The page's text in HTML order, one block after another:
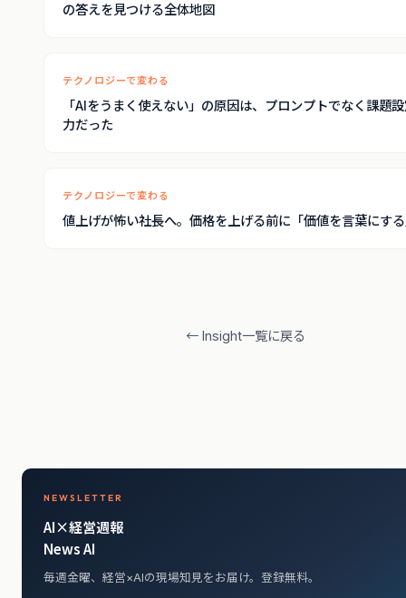
の答えを見つける全体地図
テクノロジーで変わる
「AIをうまく使えない」の原因は、プロンプトでなく課題
力だった
テクノロジーで変わる
値上げが怖い社長へ。価格を上げる前に「価値を言葉にす
← Insight一覧に戻る
NEWSLETTER
AI×経営週報
News AI
毎週金曜、経営×AIの現場知見をお届け。登録無料。